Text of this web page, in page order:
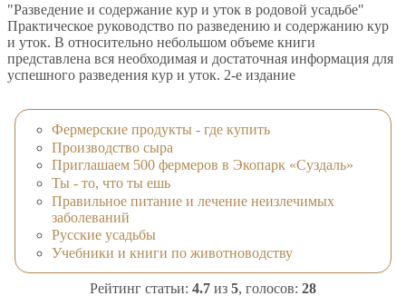
"Разведение и содержание кур и уток в родовой усадьбе"
Практическое руководство по разведению и содержанию кур
и уток. В относительно небольшом объеме книги
представлена вся необходимая и достаточная информация для
успешного разведения кур и уток. 2-е издание
Фермерские продукты - где купить
Производство сыра
Приглашаем 500 фермеров в Экопарк «Суздаль»
Ты - то, что ты ешь
Правильное питание и лечение неизлечимых
заболеваний
Русские усадьбы
Учебники и книги по животноводству
Рейтинг статьи: 4.7 из 5, голосов: 28